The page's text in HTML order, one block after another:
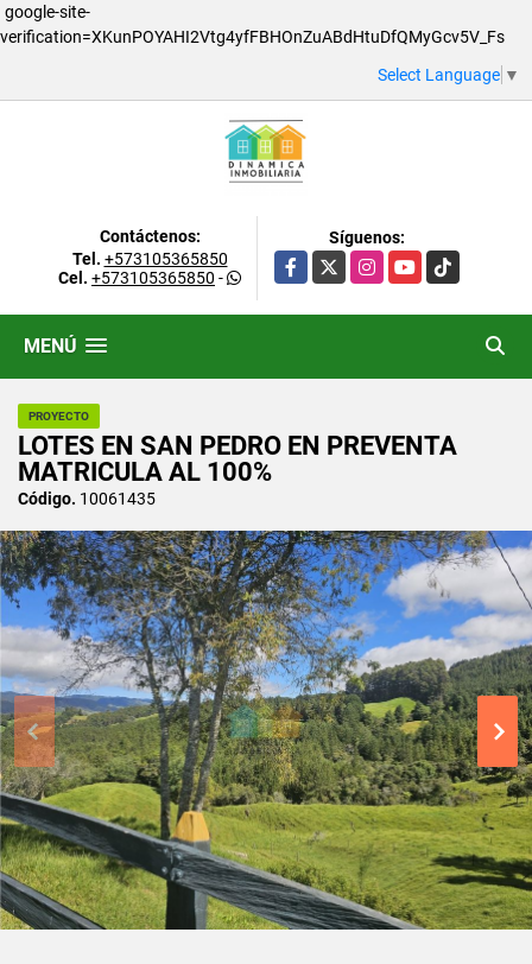
google-site-
verification=XKunPOYAHI2Vtg4yfFBHOnZuABdHtuDfQMyGcv5V_Fs
Select Language ▼
Contáctenos:
Tel. +573105365850
Cel. +573105365850 -
Síguenos:
Facebook
X InstagramYouTubeTikTok
MENÚ
PROYECTO
LOTES EN SAN PEDRO EN PREVENTA
MATRICULA AL 100%
Código. 10061435